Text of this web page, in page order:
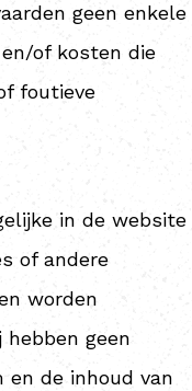
geen enkele
of kosten die
foutieve
in de website
of andere
worden
hebben geen
en de inhoud van